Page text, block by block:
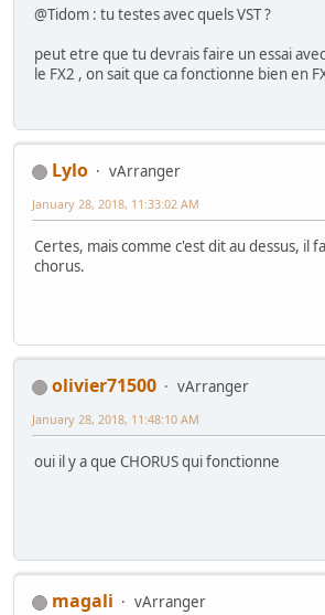
@Tidom : tu testes avec quels VST ?
peut etre que tu devrais faire un essai avec
le FX2 , on sait que ca fonctionne bien en
Lylo
vArranger
January 28, 2018, 11:33:02 AM
Certes, mais comme c'est dit au dessus, il
chorus.
olivier71500
vArranger
January 28, 2018, 11:48:10 AM
oui il y a que CHORUS qui fonctionne
magali
vArranger